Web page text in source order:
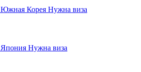
Южная Корея Нужна виза
Япония Нужна виза